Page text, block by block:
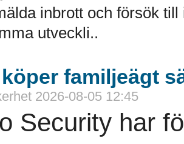
inbrott och försök
utveckli..
familjeägt
2026-08-05 12:45
Security har